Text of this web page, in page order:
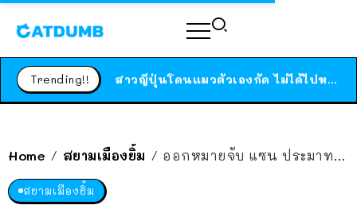
Trending!! ได้เวลาเด็กหนวดรวมตัว RF Online Next เปิดให้เล่นแล้ว เกม Sci-Fi MMORPG ระดับตำนาน เล่นได้ทั้งมือถือและ PC
Home / สยามเมืองยิ้ม / ออกหมายจับ แซน ประมาท เป็นเหตุผู้อื่นถึงแก่ความตาย ปอ-โรเบิร์ต แจ้งความเท็จ-ทำลายหลักฐาน
สยามเมืองยิ้ม